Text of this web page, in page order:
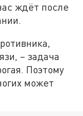
ждёт после
– задача
Поэтому
может